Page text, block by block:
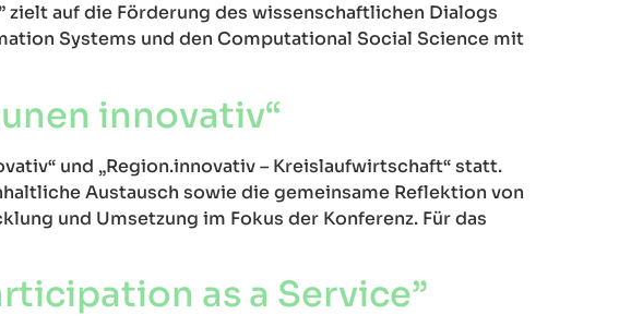
auf die Förderung des wissenschaftlichen Dialogs
Systems und den Computational Social Science mit
innovativ“
und „Region.innovativ – Kreislaufwirtschaft“ statt.
Austausch sowie die gemeinsame Reflektion von
und Umsetzung im Fokus der Konferenz. Für das
as a Service”